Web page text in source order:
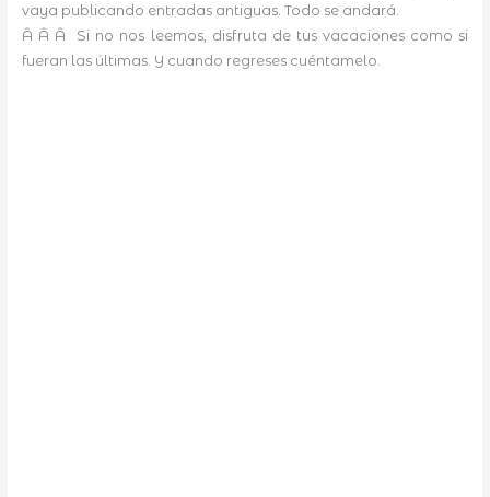
vaya publicando entradas antiguas. Todo se andará.
Â Â Â Si no nos leemos, disfruta de tus vacaciones como si
fueran las últimas. Y cuando regreses cuéntamelo.